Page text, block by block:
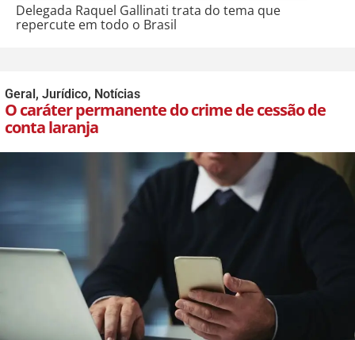
Delegada Raquel Gallinati trata do tema que
repercute em todo o Brasil
Geral, Jurídico, Notícias
O caráter permanente do crime de cessão de
conta laranja